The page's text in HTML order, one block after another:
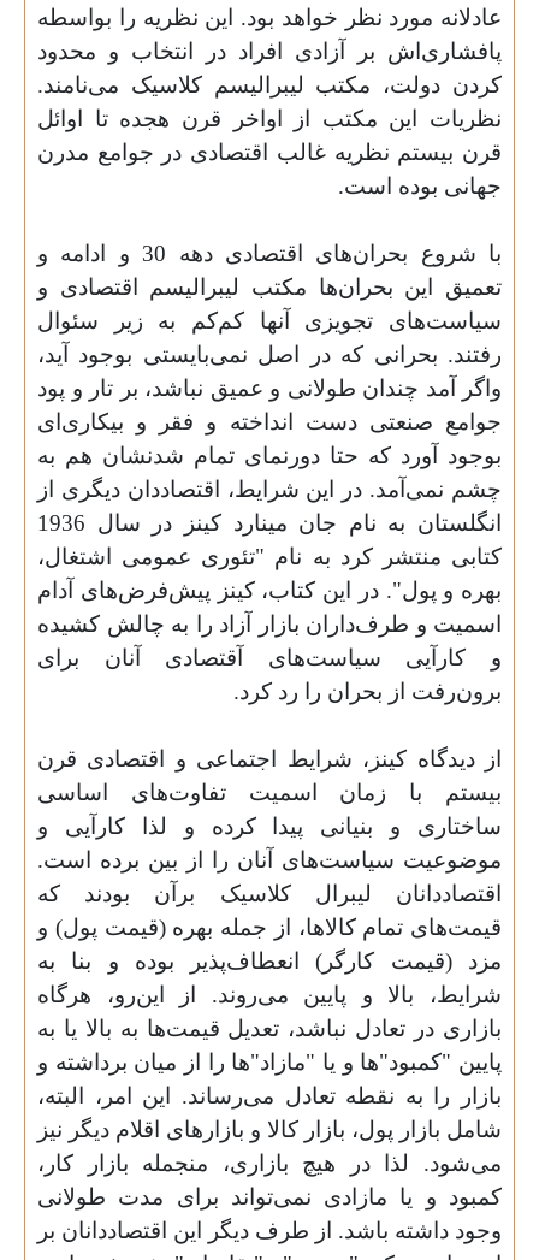
عادلانه مورد نظر خواهد بود. این نظریه را بواسطه
پافشاری‌اش بر آزادی افراد در انتخاب و محدود
کردن دولت، مکتب لیبرالیسم کلاسیک می‌نامند.
نظریات این مکتب از اواخر قرن هجده تا اوائل
قرن بیستم نظریه غالب اقتصادی در جوامع مدرن
جهانی بوده است.
با شروع بحران‌های اقتصادی دهه 30 و ادامه و
تعمیق این بحران‌ها مکتب لیبرالیسم اقتصادی و
سیاست‌های تجویزی آنها کم‌کم به زیر سئوال
رفتند. بحرانی که در اصل نمی‌بایستی بوجود آید،
واگر آمد چندان طولانی و عمیق نباشد، بر تار و پود
جوامع صنعتی دست انداخته و فقر و بیکاری‌ای
بوجود آورد که حتا دورنمای تمام شدنشان هم به
چشم نمی‌آمد. در این شرایط، اقتصاددان دیگری از
انگلستان به نام جان مینارد کینز در سال 1936
کتابی منتشر کرد به نام "تئوری عمومی اشتغال،
بهره و پول". در این کتاب، کینز پیش‌فرض‌های آدام
اسمیت و طرف‌داران بازار آزاد را به چالش کشیده
و کارآیی سیاست‌های آقتصادی آنان برای
برون‌رفت از بحران را رد کرد.
از دیدگاه کینز، شرایط اجتماعی و اقتصادی قرن
بیستم با زمان اسمیت تفاوت‌های اساسی
ساختاری و بنیانی پیدا کرده و لذا کارآیی و
موضوعیت سیاست‌های آنان را از بین برده است.
اقتصاددانان لیبرال کلاسیک برآن بودند که
قیمت‌های تمام کالاها، از جمله بهره (قیمت پول) و
مزد (قیمت کارگر) انعطاف‌پذیر بوده و بنا به
شرایط، بالا و پایین می‌روند. از این‌رو، هرگاه
بازاری در تعادل نباشد، تعدیل قیمت‌ها به بالا یا به
پایین "کمبود"ها و یا "مازاد"ها را از میان برداشته و
بازار را به نقطه تعادل می‌رساند. این امر، البته،
شامل بازار پول، بازار کالا و بازارهای اقلام دیگر نیز
می‌شود. لذا در هیچ بازاری، منجمله بازار کار،
کمبود و یا مازادی نمی‌تواند برای مدت طولانی
وجود داشته باشد. از طرف دیگر این اقتصاددانان بر